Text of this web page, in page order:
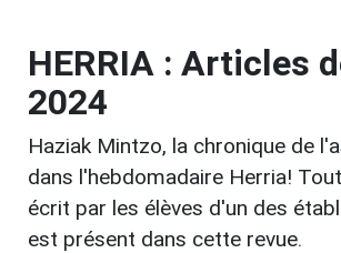
HERRIA : Articles
2024
Haziak Mintzo, la chronique de
dans l'hebdomadaire Herria!
écrit par les élèves d'un des
est présent dans cette revue.